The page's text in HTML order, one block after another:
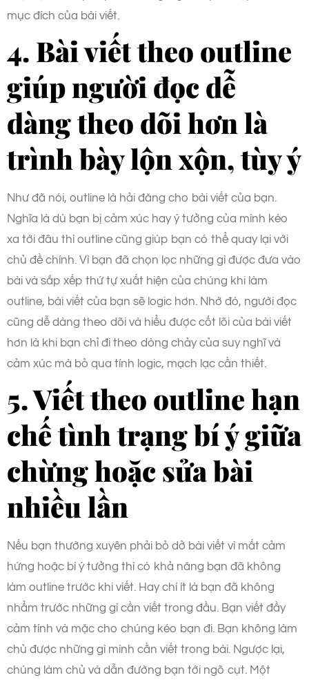
mục đích của bài viết.
4. Bài viết theo outline
giúp người đọc dễ
dàng theo dõi hơn là
trình bày lộn xộn, tùy ý
Như đã nói, outline là hải đăng cho bài viết của bạn.
Nghĩa là dù bạn bị cảm xúc hay ý tưởng của mình kéo
xa tới đâu thì outline cũng giúp bạn có thể quay lại với
chủ đề chính. Vì bạn đã chọn lọc những gì được đưa vào
bài và sắp xếp thứ tự xuất hiện của chúng khi làm
outline, bài viết của bạn sẽ logic hơn. Nhờ đó, người đọc
cũng dễ dàng theo dõi và hiểu được cốt lõi của bài viết
hơn là khi bạn chỉ đi theo dòng chảy của suy nghĩ và
cảm xúc mà bỏ qua tính logic, mạch lạc cần thiết.
5. Viết theo outline hạn
chế tình trạng bí ý giữa
chừng hoặc sửa bài
nhiều lần
Nếu bạn thường xuyên phải bỏ dở bài viết vì mất cảm
hứng hoặc bí ý tưởng thì có khả năng bạn đã không
làm outline trước khi viết. Hay chí ít là bạn đã không
nhẩm trước những gì cần viết trong đầu. Bạn viết đầy
cảm tính và mặc cho chúng kéo bạn đi. Bạn không làm
chủ được những gì mình cần viết trong bài. Ngược lại,
chúng làm chủ và dẫn đường bạn tới ngõ cụt. Một